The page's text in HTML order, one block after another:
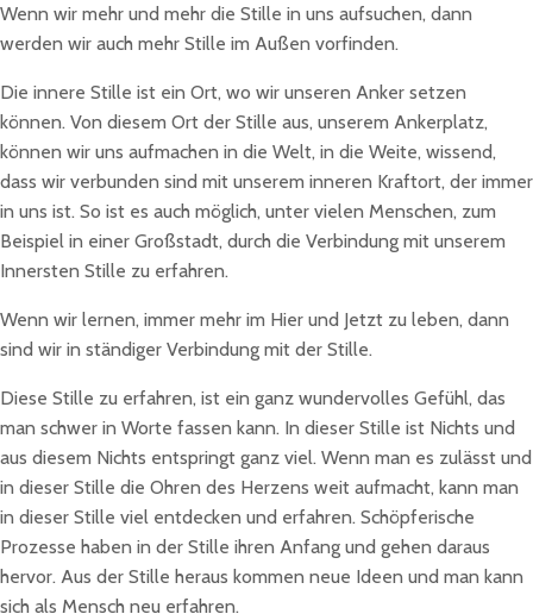
Wenn wir mehr und mehr die Stille in uns aufsuchen, dann
werden wir auch mehr Stille im Außen vorfinden.
Die innere Stille ist ein Ort, wo wir unseren Anker setzen
können. Von diesem Ort der Stille aus, unserem Ankerplatz,
können wir uns aufmachen in die Welt, in die Weite, wissend,
dass wir verbunden sind mit unserem inneren Kraftort, der immer
in uns ist. So ist es auch möglich, unter vielen Menschen, zum
Beispiel in einer Großstadt, durch die Verbindung mit unserem
Innersten Stille zu erfahren.
Wenn wir lernen, immer mehr im Hier und Jetzt zu leben, dann
sind wir in ständiger Verbindung mit der Stille.
Diese Stille zu erfahren, ist ein ganz wundervolles Gefühl, das
man schwer in Worte fassen kann. In dieser Stille ist Nichts und
aus diesem Nichts entspringt ganz viel. Wenn man es zulässt und
in dieser Stille die Ohren des Herzens weit aufmacht, kann man
in dieser Stille viel entdecken und erfahren. Schöpferische
Prozesse haben in der Stille ihren Anfang und gehen daraus
hervor. Aus der Stille heraus kommen neue Ideen und man kann
sich als Mensch neu erfahren.